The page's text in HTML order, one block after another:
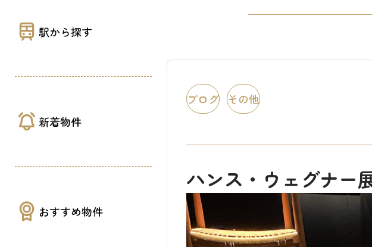
駅から探す
新着物件
おすすめ物件
ブログ その他
ハンス・ウェグナー